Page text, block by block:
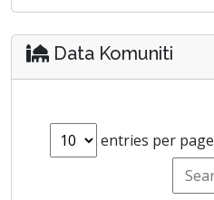
Data Komuniti
entries per page